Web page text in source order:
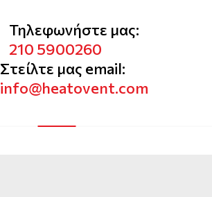
Τηλεφωνήστε μας:
210 5900260
Στείλτε μας email:
info@heatovent.com